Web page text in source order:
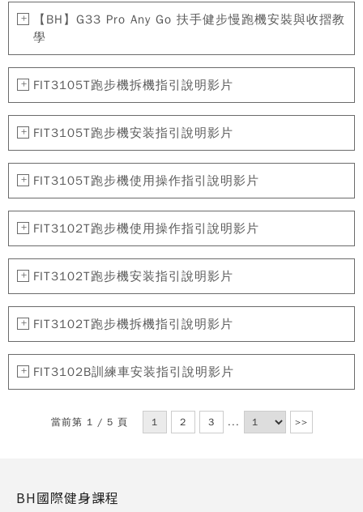
【BH】G33 Pro Any Go 扶手健步慢跑機安裝與收摺教
學
FIT3105T跑步機拆機指引說明影片
FIT3105T跑步機安装指引說明影片
FIT3105T跑步機使用操作指引說明影片
FIT3102T跑步機使用操作指引說明影片
FIT3102T跑步機安装指引說明影片
FIT3102T跑步機拆機指引說明影片
FIT3102B訓練車安装指引說明影片
當前第 1 / 5 頁 1 2 3 ... >>
BH國際健身課程